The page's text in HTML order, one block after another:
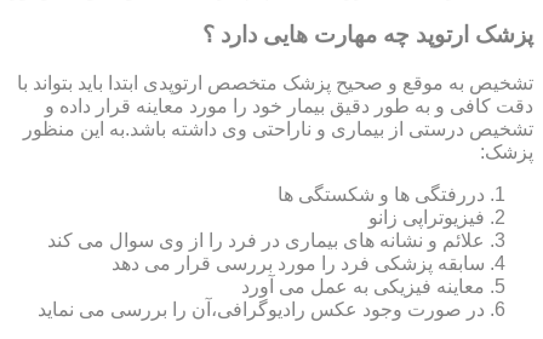
پزشک ارتوپد چه مهارت هایی دارد ؟
تشخیص به موقع و صحیح پزشک متخصص ارتوپدی ابتدا باید بتواند با
دقت کافی و به طور دقیق بیمار خود را مورد معاینه قرار داده و
تشخیص درستی از بیماری و ناراحتی وی داشته باشد.به این منظور
پزشک:
دررفتگی ها و شکستگی ها
فیزیوتراپی زانو
علائم و نشانه های بیماری در فرد را از وی سوال می کند
سابقه پزشکی فرد را مورد بررسی قرار می دهد
معاینه فیزیکی به عمل می آورد
در صورت وجود عکس رادیوگرافی،آن را بررسی می‎ نماید